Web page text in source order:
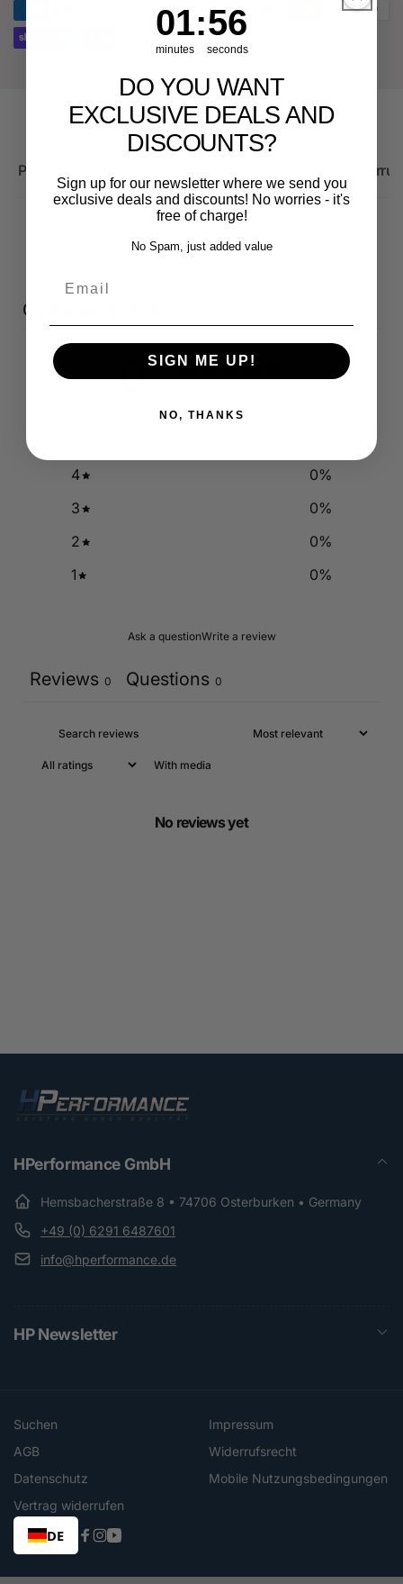
Sportback
Sportback
Produktbeschreibung Wichtige Hinweise zum
Customer reviews
0 / 5
4
0%
3
0%
2
0%
1
0%
Ask a questionWrite a review
Reviews 0 Questions 0
With media
No reviews yet
HPerformance GmbH
Hemsbacherstraße 8 • 74706 Osterburken • Germany
+49 (0) 6291 6487601
info@hperformance.de
HP Newsletter
Suchen
Impressum
AGB
Widerrufsrecht
Datenschutz
Mobile Nutzungsbedingungen
Vertrag widerrufen
DE
Facebook
Instagram
YouTube
Countdown ends in:
1
01
minutes
: 56
56
seconds
DO YOU WANT
EXCLUSIVE DEALS AND
DISCOUNTS?
Sign up for our newsletter where we send you
exclusive deals and discounts! No worries - it's
free of charge!
No Spam, just added value
SIGN ME UP!
NO, THANKS